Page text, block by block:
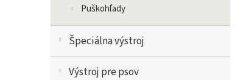
Puškohľady
Špeciálna výstroj
Výstroj pre psov